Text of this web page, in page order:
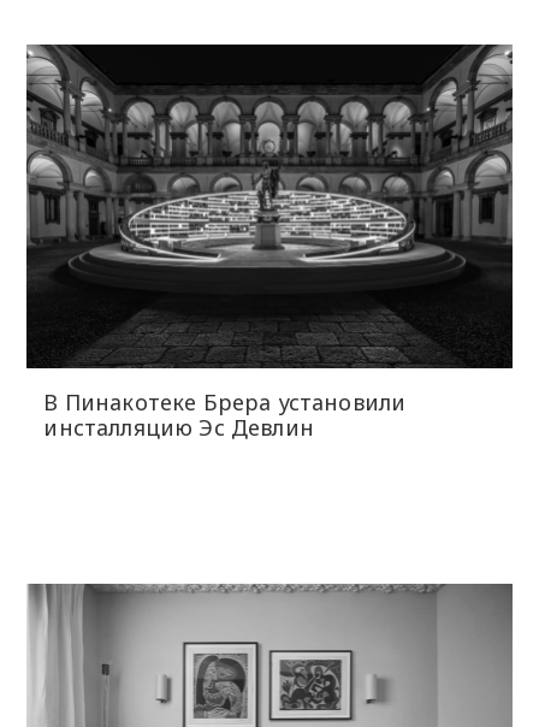
В Пинакотеке Брера установили
инсталляцию Эс Девлин